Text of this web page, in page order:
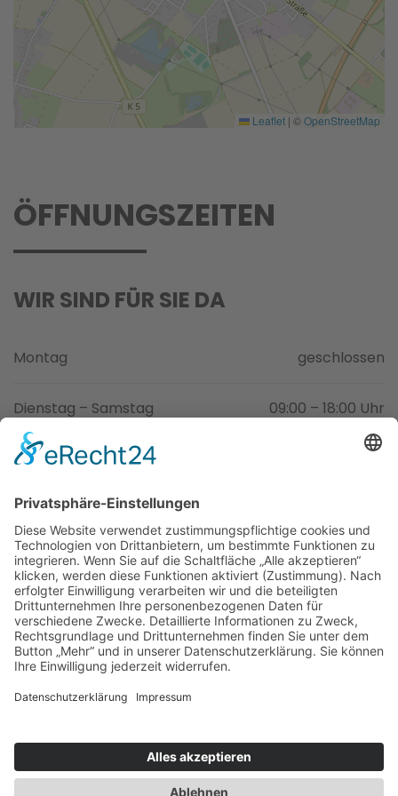
Leaflet | ©OpenStreetMap
ÖFFNUNGSZEITEN
WIR SIND FÜR SIE DA
Montag geschlossen
Dienstag – Samstag 09:00 – 18:00 Uhr
Samstag
©2026Creativ Coiffeur. All rights reserved.
TECHNIK and DESIGN IT- & Marketingsolution